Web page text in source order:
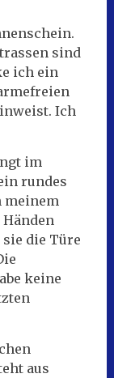
sind
ich ein
Ich
im
rundes
meinem
die Türe
keine
aus